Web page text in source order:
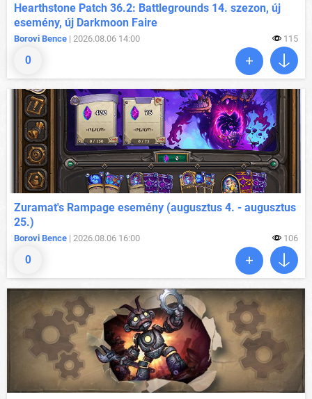
0
Hearthstone Patch 36.2: Battlegrounds 14. szezon, új
esemény, új Darkmoon Faire
Borovi Bence | 2026.08.06 14:00 115
0
Zuramat's Rampage esemény (augusztus 4. - augusztus
25.)
Borovi Bence | 2026.08.06 16:00 106